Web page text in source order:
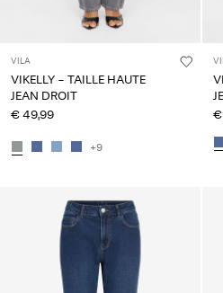
VILA
VIKELLY - TAILLE HAUTE
JEAN DROIT
€ 49,99
+9
€